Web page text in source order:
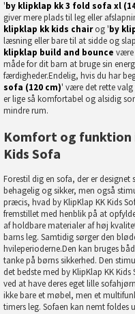
'by klipklap kk 3 fold sofa xl
giver mere plads til leg eller
klipklap kk kids chairog 'by
læsning eller bare til at sidde og
klipklap build and bounce være
måde for dit barn at bruge sin
færdigheder.Endelig, hvis du har
sofa (120 cm)' være det rette valg
er lige så komfortabel og alsidig
mindre rum.
Komfort og funktion
Kids Sofa
Forestil dig en sofa, der er
behagelig og sikker, men også
præcis, hvad by KlipKlap KK Kids
fremstillet med henblik på at
af holdbare materialer af høj
barns leg. Samtidig sørger den
hvileperioderne.Den kan bruges
tanke på børns sikkerhed. Den
det bedste med by KlipKlap KK
ved at have deres eget lille
ikke bare et møbel, men et
timers leg. Sofaen kan nemt foldes